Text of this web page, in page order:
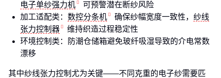
电子单纱强力机
可预警潜在断纱风险
加工适配类： 数控分条机 确保纱幅宽度一致性， 纱线
张力控制器
维持织造过程稳定性
环境控制类：防潮仓储箱避免玻纤吸湿导致的介电常数
漂移
其中纱线张力控制尤为关键——不同克重的电子纱需要匹